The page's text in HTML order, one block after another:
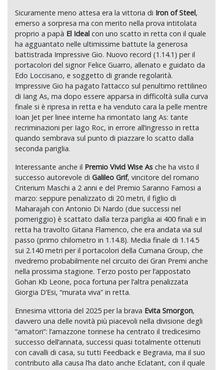
Sicuramente meno attesa era la vittoria di Iron of Steel,
emerso a sorpresa ma con merito nella prova intitolata
proprio a papà El Ideal con uno scatto in retta con il quale
ha agguantato nelle ultimissime battute la generosa
battistrada Impressive Gio. Nuovo record (1.14.1) per il
portacolori del signor Felice Guarro, allenato e guidato da
Edo Loccisano, e soggetto di grande regolarità.
Impressive Gio ha pagato l’attacco sul penultimo rettilineo
di Iang As, ma dopo essere apparsa in difficoltà sulla curva
finale si è ripresa in retta e ha venduto cara la pelle mentre
Ioan Jet per linee interne ha rimontato Iang As: tante
recriminazioni per Iago Roc, in errore all’ingresso in retta
quando sembrava sul punto di piazzare lo scatto dalla
seconda pariglia.
Interessante anche il Premio Vivid Wise As che ha visto il
successo autorevole di Galileo Grif, vincitore del romano
Criterium Maschi a 2 anni e del Premio Saranno Famosi a
marzo: seppure penalizzato di 20 metri, il figlio di
Maharajah con Antonio Di Nardo (due successi nel
pomeriggio) è scattato dalla terza pariglia ai 400 finali e in
retta ha travolto Gitana Flamenco, che era andata via sul
passo (primo chilometro in 1.14.8). Media finale di 1.14.5
sui 2.140 metri per il portacolori della Cumana Group, che
rivedremo probabilmente nel circuito dei Gran Premi anche
nella prossima stagione. Terzo posto per l’appostato
Gohan Kb Leone, poca fortuna per l’altra penalizzata
Giorgia D’Esi, “murata viva” in retta.
Ennesima vittoria del 2025 per la brava Evita Smorgon,
davvero una delle novità più piacevoli nella divisione degli
“amatori”: l’amazzone torinese ha centrato il tredicesimo
successo dell’annata, successi quasi totalmente ottenuti
con cavalli di casa, su tutti Feedback e Begravia, ma il suo
contributo alla causa l’ha dato anche Eclatant, con il quale